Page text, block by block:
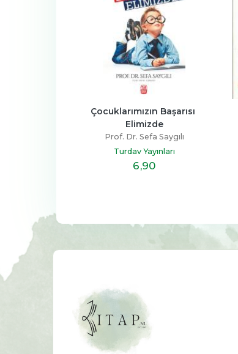
Çocuklarımızın Başarısı
Elimizde
Prof. Dr. Sefa Saygılı
Turdav Yayınları
6,90